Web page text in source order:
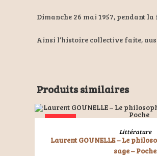
Dimanche 26 mai 1957, pendant
Ainsi l’histoire collective faite,
Produits similaires
LIRE LA SUITE
Littérature
Laurent GOUNELLE – Le
sage – Poche